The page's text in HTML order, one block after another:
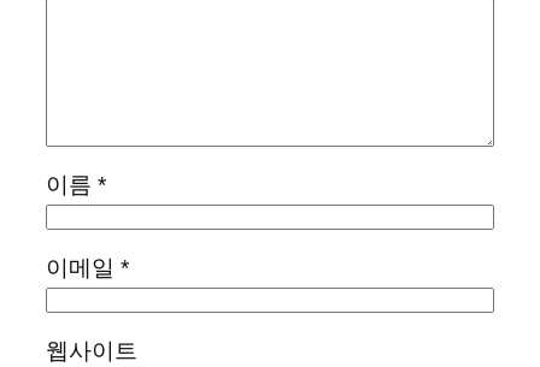
이름 *
이메일 *
웹사이트